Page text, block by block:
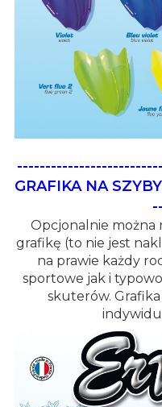
GRAFIKA NA SZYBY
Opcjonalnie można
grafikę (to nie jest
na prawie każdy
sportowe jak i
skuterów.